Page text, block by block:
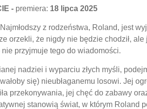
- premiera: 18 lipca 2025
z rodzeństwa, Roland, jest
orzekli, że nigdy nie będzie chodził, ale
nie przyjmuje tego do wiadomości.
nadziei i wyparciu złych myśli,
się) nieubłaganemu losowi. Jej
przekonywania, jej chęć do zabawy
stanowią świat, w którym Roland